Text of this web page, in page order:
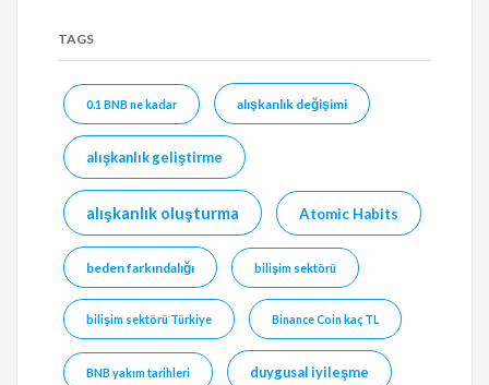
TAGS
0.1 BNB ne kadar alışkanlık değişimi
alışkanlık geliştirme
alışkanlık oluşturma Atomic Habits
beden farkındalığı bilişim sektörü
bilişim sektörü Türkiye Binance Coin kaç TL
BNB yakım tarihleri duygusal iyileşme